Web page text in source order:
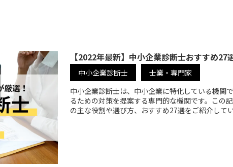
【2022年最新】中小企業診断士おすすめ27
中小企業診断士 士業・専門家
中小企業診断士は、中小企業に特化している機関
るための対策を提案する専門的な機関です。この
の主な役割や選び方、おすすめ27選をご紹介してい